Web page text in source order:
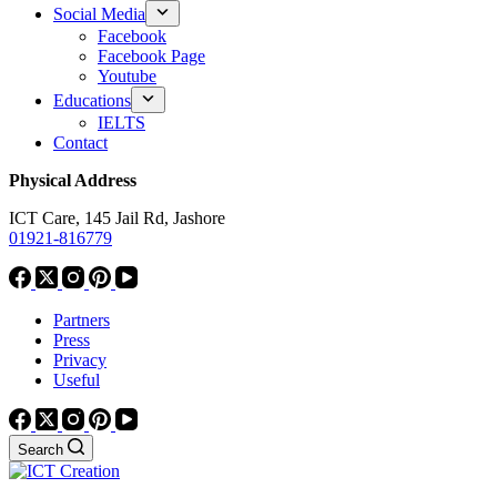
Social Media
Facebook
Facebook Page
Youtube
Educations
IELTS
Contact
Physical Address
ICT Care, 145 Jail Rd, Jashore
01921-816779
Partners
Press
Privacy
Useful
Search